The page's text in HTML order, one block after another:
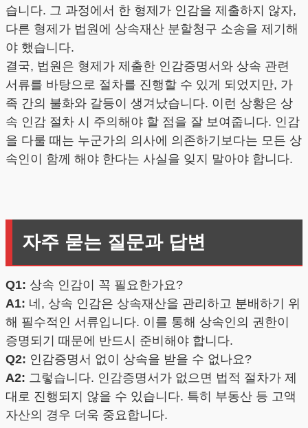
습니다. 그 과정에서 한 형제가 인감을 제출하지 않자,
다른 형제가 법원에 상속재산 분할청구 소송을 제기해
야 했습니다.
결국, 법원은 형제가 제출한 인감증명서와 상속 관련
서류를 바탕으로 절차를 진행할 수 있게 되었지만, 가
족 간의 불화와 갈등이 생겨났습니다. 이런 상황은 상
속 인감 절차 시 주의해야 할 점을 잘 보여줍니다. 인감
을 다룰 때는 누군가의 의사에 의존하기보다는 모든 상
속인이 함께 해야 한다는 사실을 잊지 말아야 합니다.
자주 묻는 질문과 답변
Q1: 상속 인감이 꼭 필요한가요?
A1: 네, 상속 인감은 상속재산을 관리하고 분배하기 위
해 필수적인 서류입니다. 이를 통해 상속인의 권한이
증명되기 때문에 반드시 준비해야 합니다.
Q2: 인감증명서 없이 상속을 받을 수 없나요?
A2: 그렇습니다. 인감증명서가 없으면 법적 절차가 제
대로 진행되지 않을 수 있습니다. 특히 부동산 등 고액
자산의 경우 더욱 중요합니다.